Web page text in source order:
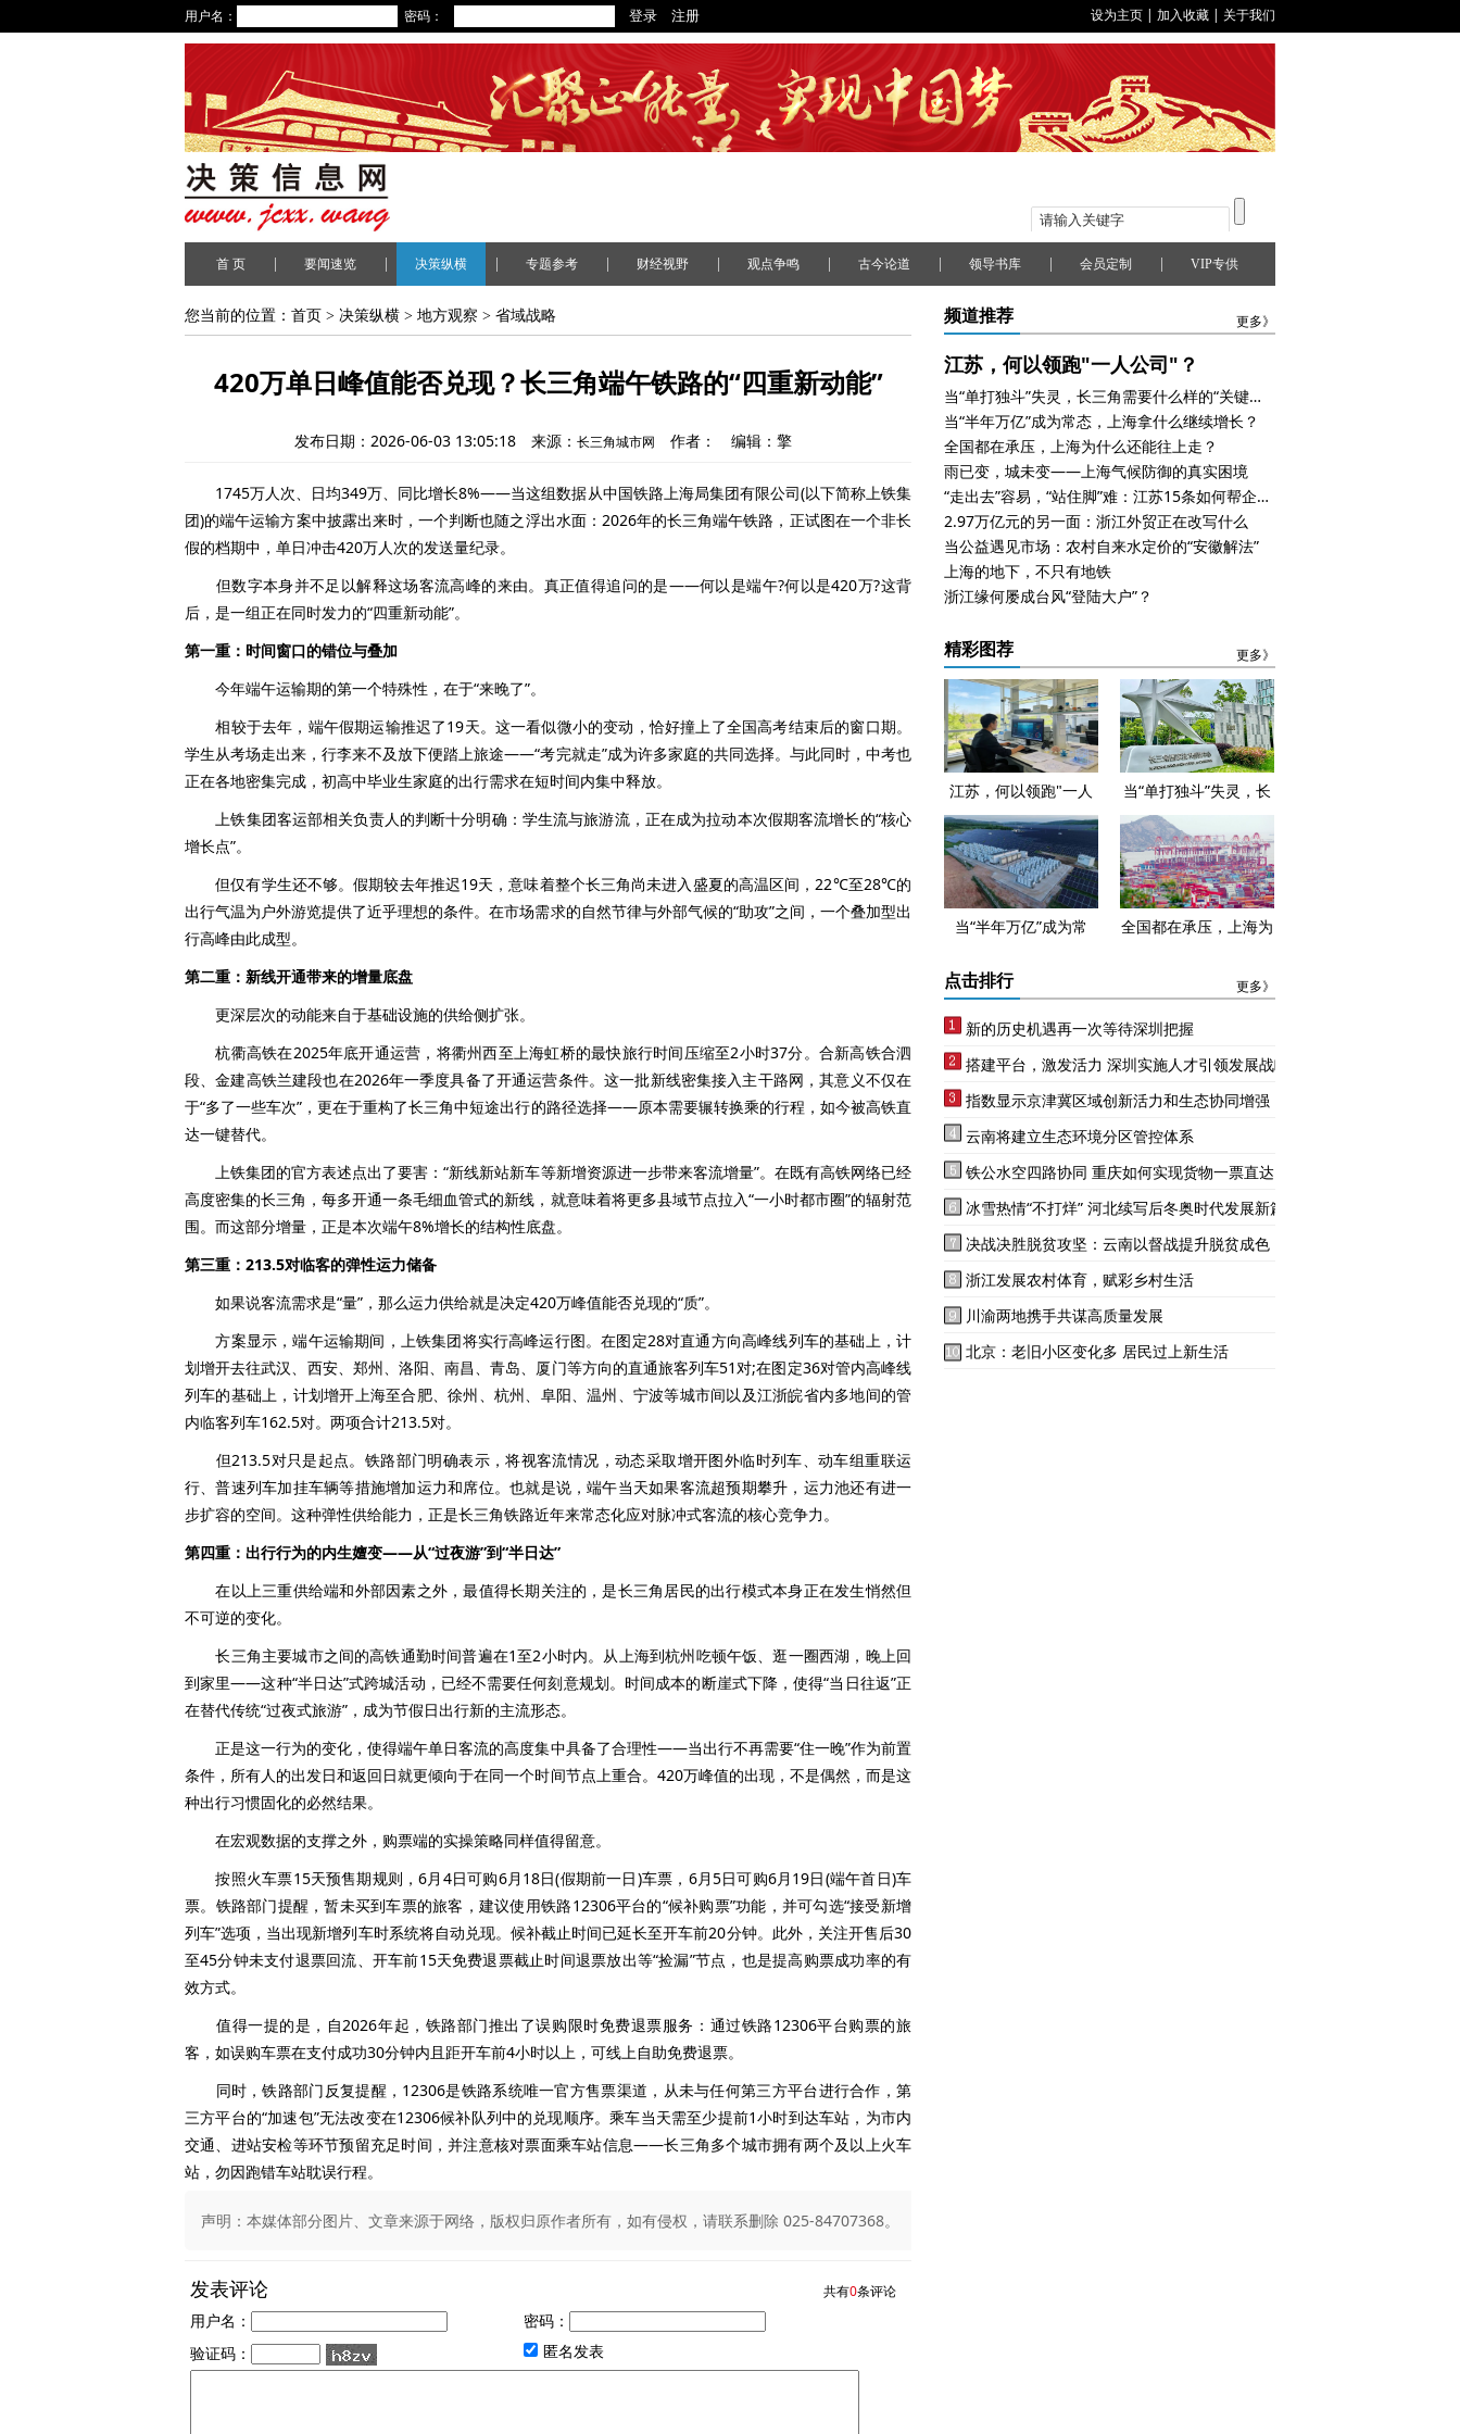
用户名： 密码： 设为主页 | 加入收藏 | 关于我们
首 页 要闻速览 决策纵横 专题参考 财经视野 观点争鸣 古今论道 领导书库 会员定制 VIP专供
您当前的位置： 首页 > 决策纵横 > 地方观察 > 省域战略
420万单日峰值能否兑现？长三角端午铁路的“四重新动能”
发布日期：2026-06-03 13:05:18 来源： 长三角城市网 作者： 编辑：擎
1745万人次、日均349万、同比增长8%——当这组数据从中国铁路上海局集团有限公司(以下简称上铁集
团)的端午运输方案中披露出来时，一个判断也随之浮出水面：2026年的长三角端午铁路，正试图在一个非长
假的档期中，单日冲击420万人次的发送量纪录。
但数字本身并不足以解释这场客流高峰的来由。真正值得追问的是——何以是端午?何以是420万?这背
后，是一组正在同时发力的“四重新动能”。
第一重：时间窗口的错位与叠加
今年端午运输期的第一个特殊性，在于“来晚了”。
相较于去年，端午假期运输推迟了19天。这一看似微小的变动，恰好撞上了全国高考结束后的窗口期。
学生从考场走出来，行李来不及放下便踏上旅途——“考完就走”成为许多家庭的共同选择。与此同时，中考也
正在各地密集完成，初高中毕业生家庭的出行需求在短时间内集中释放。
上铁集团客运部相关负责人的判断十分明确：学生流与旅游流，正在成为拉动本次假期客流增长的“核心
增长点”。
但仅有学生还不够。假期较去年推迟19天，意味着整个长三角尚未进入盛夏的高温区间，22℃至28℃的
出行气温为户外游览提供了近乎理想的条件。在市场需求的自然节律与外部气候的“助攻”之间，一个叠加型出
行高峰由此成型。
第二重：新线开通带来的增量底盘
更深层次的动能来自于基础设施的供给侧扩张。
杭衢高铁在2025年底开通运营，将衢州西至上海虹桥的最快旅行时间压缩至2小时37分。合新高铁合泗
段、金建高铁兰建段也在2026年一季度具备了开通运营条件。这一批新线密集接入主干路网，其意义不仅在
于“多了一些车次”，更在于重构了长三角中短途出行的路径选择——原本需要辗转换乘的行程，如今被高铁直
达一键替代。
上铁集团的官方表述点出了要害：“新线新站新车等新增资源进一步带来客流增量”。在既有高铁网络已经
高度密集的长三角，每多开通一条毛细血管式的新线，就意味着将更多县域节点拉入“一小时都市圈”的辐射范
围。而这部分增量，正是本次端午8%增长的结构性底盘。
第三重：213.5对临客的弹性运力储备
如果说客流需求是“量”，那么运力供给就是决定420万峰值能否兑现的“质”。
方案显示，端午运输期间，上铁集团将实行高峰运行图。在图定28对直通方向高峰线列车的基础上，计
划增开去往武汉、西安、郑州、洛阳、南昌、青岛、厦门等方向的直通旅客列车51对;在图定36对管内高峰线
列车的基础上，计划增开上海至合肥、徐州、杭州、阜阳、温州、宁波等城市间以及江浙皖省内多地间的管
内临客列车162.5对。两项合计213.5对。
但213.5对只是起点。铁路部门明确表示，将视客流情况，动态采取增开图外临时列车、动车组重联运
行、普速列车加挂车辆等措施增加运力和席位。也就是说，端午当天如果客流超预期攀升，运力池还有进一
步扩容的空间。这种弹性供给能力，正是长三角铁路近年来常态化应对脉冲式客流的核心竞争力。
第四重：出行行为的内生嬗变——从“过夜游”到“半日达”
在以上三重供给端和外部因素之外，最值得长期关注的，是长三角居民的出行模式本身正在发生悄然但
不可逆的变化。
长三角主要城市之间的高铁通勤时间普遍在1至2小时内。从上海到杭州吃顿午饭、逛一圈西湖，晚上回
到家里——这种“半日达”式跨城活动，已经不需要任何刻意规划。时间成本的断崖式下降，使得“当日往返”正
在替代传统“过夜式旅游”，成为节假日出行新的主流形态。
正是这一行为的变化，使得端午单日客流的高度集中具备了合理性——当出行不再需要“住一晚”作为前置
条件，所有人的出发日和返回日就更倾向于在同一个时间节点上重合。420万峰值的出现，不是偶然，而是这
种出行习惯固化的必然结果。
在宏观数据的支撑之外，购票端的实操策略同样值得留意。
按照火车票15天预售期规则，6月4日可购6月18日(假期前一日)车票，6月5日可购6月19日(端午首日)车
票。铁路部门提醒，暂未买到车票的旅客，建议使用铁路12306平台的“候补购票”功能，并可勾选“接受新增
列车”选项，当出现新增列车时系统将自动兑现。候补截止时间已延长至开车前20分钟。此外，关注开售后30
至45分钟未支付退票回流、开车前15天免费退票截止时间退票放出等“捡漏”节点，也是提高购票成功率的有
效方式。
值得一提的是，自2026年起，铁路部门推出了误购限时免费退票服务：通过铁路12306平台购票的旅
客，如误购车票在支付成功30分钟内且距开车前4小时以上，可线上自助免费退票。
同时，铁路部门反复提醒，12306是铁路系统唯一官方售票渠道，从未与任何第三方平台进行合作，第
三方平台的“加速包”无法改变在12306候补队列中的兑现顺序。乘车当天需至少提前1小时到达车站，为市内
交通、进站安检等环节预留充足时间，并注意核对票面乘车站信息——长三角多个城市拥有两个及以上火车
站，勿因跑错车站耽误行程。
声明：本媒体部分图片、文章来源于网络，版权归原作者所有，如有侵权，请联系删除 025-84707368。
发表评论 共有0条评论
用户名：
密码：
验证码：
匿名发表
频道推荐 更多》
江苏，何以领跑"一人公司"？
当“单打独斗”失灵，长三角需要什么样的“关键支点”
当“半年万亿”成为常态，上海拿什么继续增长？
全国都在承压，上海为什么还能往上走？
雨已变，城未变——上海气候防御的真实困境
“走出去”容易，“站住脚”难：江苏15条如何帮企业打赢专利客场
2.97万亿元的另一面：浙江外贸正在改写什么
当公益遇见市场：农村自来水定价的“安徽解法”
上海的地下，不只有地铁
浙江缘何屡成台风“登陆大户”？
精彩图荐 更多》
江苏，何以领跑"一人
公司"？
当“单打独斗”失灵，长
三角需要什么样的“关
键支点”
当“半年万亿”成为常
长？
全国都在承压，上海为
点击排行 更多》
新的历史机遇再一次等待深圳把握
搭建平台，激发活力 深圳实施人才引领发展战略
指数显示京津冀区域创新活力和生态协同增强
云南将建立生态环境分区管控体系
铁公水空四路协同 重庆如何实现货物一票直达
冰雪热情“不打烊” 河北续写后冬奥时代发展新篇章
决战决胜脱贫攻坚：云南以督战提升脱贫成色
浙江发展农村体育，赋彩乡村生活
川渝两地携手共谋高质量发展
北京：老旧小区变化多 居民过上新生活